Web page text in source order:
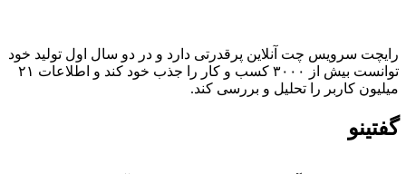
سرویس چت آنلاین پرقدرتی دارد و در دو سال اول تولید خود
توانست بیش از ۳۰۰۰ کسب و کار را جذب خود کند و اطلاعات ۲۱
کاربر را تحلیل و بررسی کند.